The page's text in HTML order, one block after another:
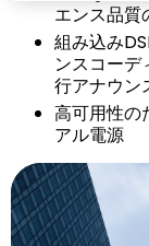
エンス品質
組み込み
ンスコー
行アナウン
高可用性の
アル電源